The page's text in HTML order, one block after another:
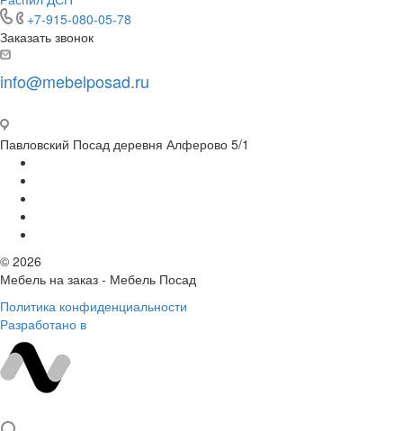
+7-915-080-05-78
Заказать звонок
info@mebelposad.ru
Павловский Посад деревня Алферово 5/1
© 2026
Мебель на заказ - Мебель Посад
Политика конфиденциальности
Разработано в